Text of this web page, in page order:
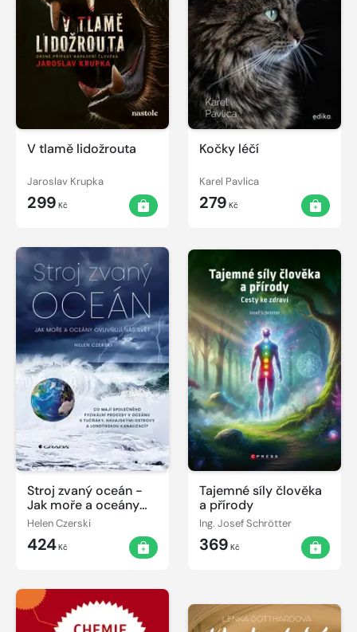
V tlamě lidožrouta
Jaroslav Krupka
299 Kč
Kočky léčí
Karel Pavlica
279 Kč
Stroj zvaný oceán -
Jak moře a oceány
ovlivňují náš svět
Helen Czerski
424Kč
Tajemné síly člověka
a přírody
Ing. Josef Schrötter
369 Kč